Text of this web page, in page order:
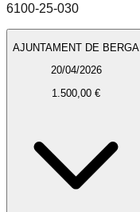
6100-25-030
AJUNTAMENT DE BERGA
20/04/2026
1.500,00 €